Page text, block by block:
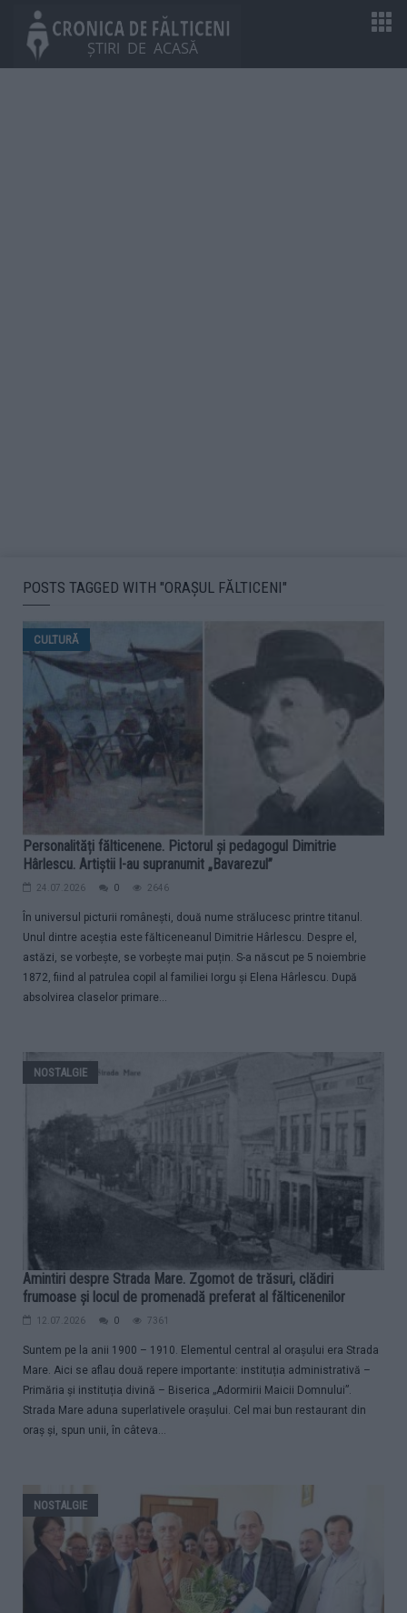
POSTS TAGGED WITH "ORAȘUL FĂLTICENI"
CULTURĂ
Personalități fălticenene. Pictorul și pedagogul Dimitrie
Hârlescu. Artiștii l-au supranumit „Bavarezul”
24.07.2026 0 2646
În universul picturii românești, două nume strălucesc printre titanul.
Unul dintre aceștia este fălticeneanul Dimitrie Hârlescu. Despre el,
astăzi, se vorbește, se vorbește mai puțin. S-a născut pe 5 noiembrie
1872, fiind al patrulea copil al familiei Iorgu şi Elena Hârlescu. După
absolvirea claselor primare...
NOSTALGIE
Amintiri despre Strada Mare. Zgomot de trăsuri, clădiri
frumoase și locul de promenadă preferat al fălticenenilor
12.07.2026 0 7361
Suntem pe la anii 1900 – 1910. Elementul central al orașului era Strada
Mare. Aici se aflau două repere importante: instituția administrativă –
Primăria și instituția divină – Biserica „Adormirii Maicii Domnului”.
Strada Mare aduna superlativele orașului. Cel mai bun restaurant din
oraș și, spun unii, în câteva...
NOSTALGIE